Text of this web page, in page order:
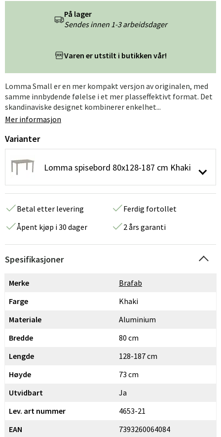
Varen er utstilt i butikken vår!
På lager
Sendes innen 1-3 arbeidsdager
Lomma Small er en mer kompakt versjon av originalen, med
samme innbydende følelse i et mer plasseffektivt format. Det
skandinaviske designet kombinerer enkelhet...
Mer informasjon
Varianter
Lomma spisebord 80x128-187 cm Khaki
Betal etter levering
Ferdig fortollet
Åpent kjøp i 30 dager
2 års garanti
Spesifikasjoner
Merke
Brafab
Farge
Khaki
Materiale
Aluminium
Bredde
80 cm
Lengde
128-187 cm
Høyde
73 cm
Utvidbart
Ja
Lev. art nummer
4653-21
EAN
7393260064084